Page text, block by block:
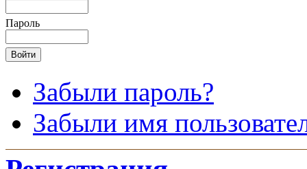
Пароль
Забыли пароль?
Забыли имя